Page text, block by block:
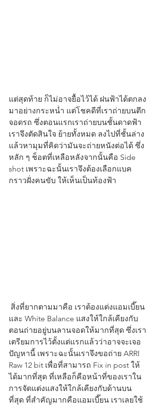
แต่สุดท้าย ก็ไม่อาจยื้อไว้ได้ ฝนฟ้าได้ตกลง
มาอย่างกระหน่ำ แต่โชคดีที่เราถ่ายบนตึก
จอดรถ ซึ่งตอนแรกเราถ่ายบนชั้นดาดฟ้า
เราจึงตัดสินใจ ย้ายทั้งหมด ลงไปที่ชั้นล่าง
แล้วหามุมที่คิดว่ามันจะถ่ายหนังต่อได้ ซึ่ง
หลัก ๆ ช็อตที่เหลือหลังจากนั้นคือ Side
shot เพราะฉะนั้นเราจึงต้องเลือกแบค
กราวฝั่งคนขับ ให้เห็นเป็นท้องฟ้า
สิ่งที่ยากตามมาคือ เราต้องแต่งแอมเบี๊ยน
และ White Balance แสงให้ใกล้เคียงกับ
ตอนถ่ายอยู่บนลานจอดให้มากที่สุด ซึ่งเรา
เตรียมการไว้ตั้งแต่แรกแล้วว่าอาจจะเจอ
ปัญหานี้ เพราะฉะนั้นเราจึงขอถ่าย ARRI
Raw 12 bit เพื่อที่สามารถ Fix in post ให้
ได้มากที่สุด ที่เหลือก็คือหน้าที่ของเราใน
การจัดแต่งแสงให้ใกล้เคียงกับด้านบน
ที่สุด ที่สำคัญมากคือแอมเบี๊ยน เราเลยใช้